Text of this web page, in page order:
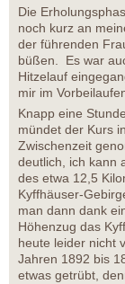
Die
noch kurz an
der führenden
büßen. Es war
Hitzelauf
mir im
Knapp eine
mündet der Kurs
Zwischenzeit
deutlich, ich kann
des etwa 12,5
Kyffhäuser-
man dann dank
Höhenzug das
heute leider nicht
Jahren 1892 bis
etwas getrübt,